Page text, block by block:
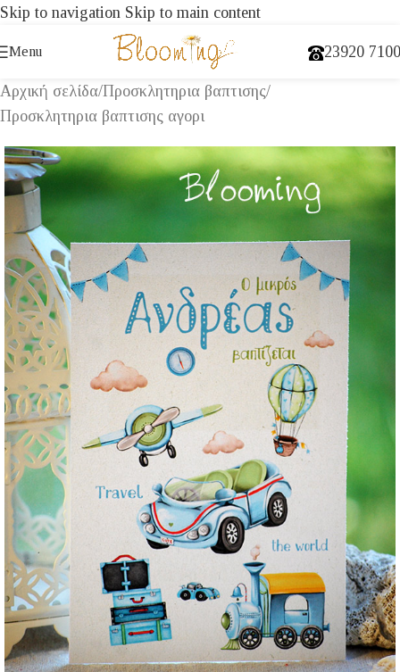
Skip to navigation Skip to main content
Menu 23920
Αρχική σελίδα/Προσκλητηρια βαπτισης/
Προσκλητηρια βαπτισης αγορι